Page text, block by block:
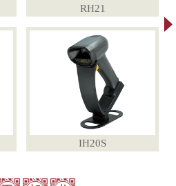
RH21
IH20S